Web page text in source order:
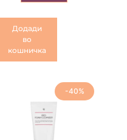
Додади
во
кошничка
-40%